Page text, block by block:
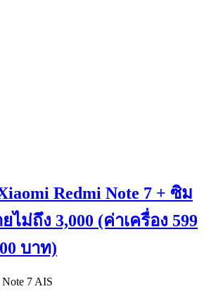
Redmi Note 7 + ซิม
ไม่ถึง 3,000 (ค่าเครื่อง 599
บาท)